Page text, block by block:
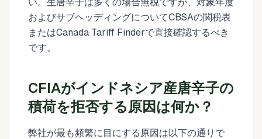
およびサブヘッディングについてCBSAの関税表
またはCanada Tariff Finderで直接確認するべき
です。
CFIAがインドネシア産唐辛子の
積荷を拒否する原因は何か？
弊社が最も頻繁に目にする原因は以下の通りで